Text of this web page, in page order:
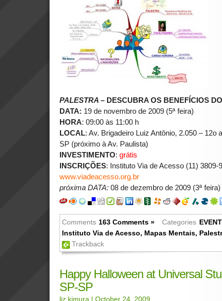
PALESTRA – DESCUBRA OS BENEFÍCIOS
DATA: 19 de novembro de 2009 (5ª feira)
HORA: 09:00 às 11:00 h
LOCAL: Av. Brigadeiro Luiz Antônio, 2.050 – 12o
SP (próximo à Av. Paulista)
INVESTIMENTO: grátis
INSCRIÇÕES: Instituto Via de Acesso (11) 3809-
www.viadeacesso.org.br
próxima DATA: 08 de dezembro de 2009 (3ª feira)
Comments 163 Comments » Categories
Instituto Via de Acesso, Mapas Mentais,
Trackback
Happy Halloween at Universal
SP-SP
liz kimura | October 24, 2009